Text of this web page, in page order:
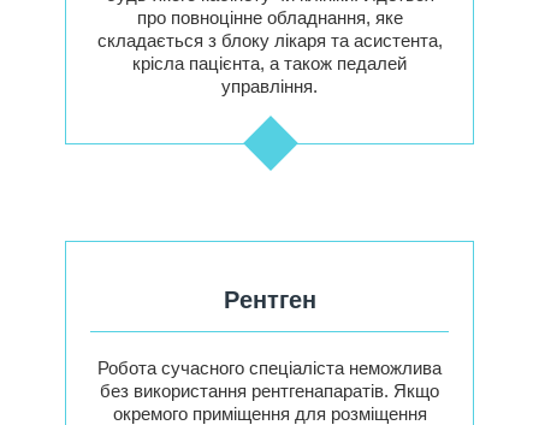
про повноцінне обладнання, яке
складається з блоку лікаря та асистента,
крісла пацієнта, а також педалей
управління.
Рентген
Робота сучасного спеціаліста неможлива
без використання рентгенапаратів. Якщо
окремого приміщення для розміщення